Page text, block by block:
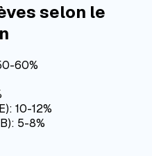
selon le
60%
10-12%
5-8%